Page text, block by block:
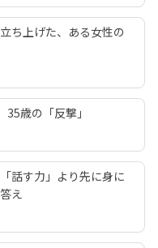
ち上げた、ある女性の
歳の「反撃」
話す力」より先に身に
え